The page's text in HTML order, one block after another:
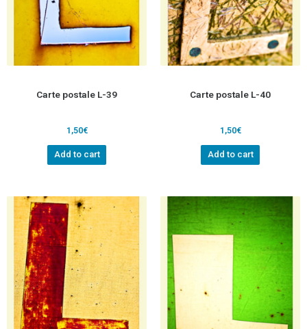
Carte postale L-39
1,50€
Add to cart
Carte postale L-40
1,50€
Add to cart